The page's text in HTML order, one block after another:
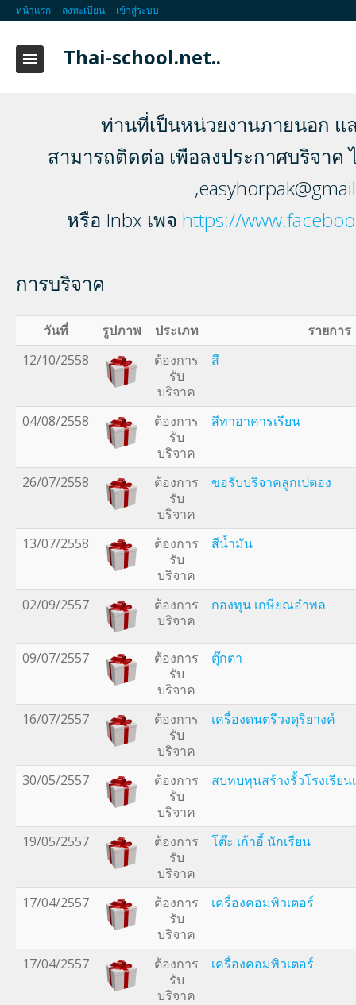
หน้าแรก ลงทะเบียน เข้าสู่ระบบ
Thai-school.net..
ท่านที่เป็นหน่วยงานภายนอก แ
สามารถติดต่อ เพือลงประกาศบริจาค
,
หรือ Inbx เพจ https://
การบริจาค
วันที่ รูปภาพ ประเภท
รายการ
12/10/2558
ต้องการ
รับ
บริจาค
สี
04/08/2558
ต้องการ
รับ
บริจาค
สีทาอาคารเรียน
26/07/2558
ต้องการ
รับ
บริจาค
ขอรับบริจาคลูกเปตอง
13/07/2558
ต้องการ
รับ
บริจาค
สีน้ำมัน
02/09/2557
ต้องการ
บริจาค
กองทุน เกษียณอำพล
09/07/2557
ต้องการ
รับ
บริจาค
ตุ๊กตา
16/07/2557
ต้องการ
รับ
บริจาค
เครื่องดนตรีวงดุริยางค์
30/05/2557
ต้องการ
รับ
บริจาค
สบทบทุนสร้างรั้วโรงเรีย
19/05/2557
ต้องการ
รับ
บริจาค
โต๊ะ เก้าอี้ นักเรียน
17/04/2557
ต้องการ
รับ
บริจาค
เครื่องคอมพิวเตอร์
17/04/2557
ต้องการ
รับ
บริจาค
เครื่องคอมพิวเตอร์